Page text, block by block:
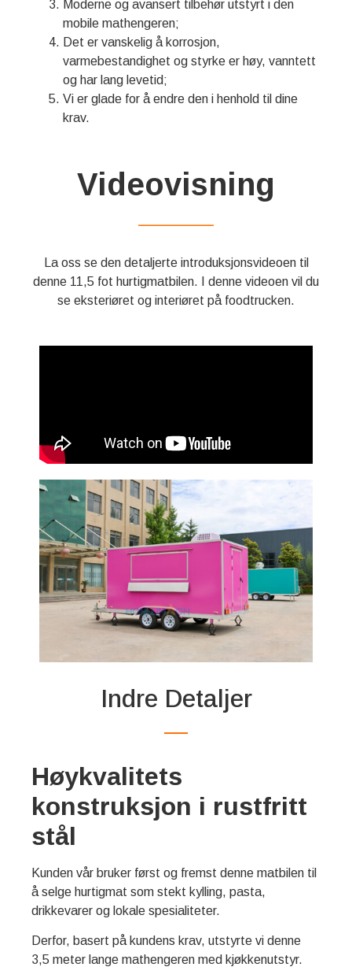
Moderne og avansert tilbehør utstyrt i den
mobile mathengeren;
Det er vanskelig å korrosjon,
varmebestandighet og styrke er høy, vanntett
og har lang levetid;
Vi er glade for å endre den i henhold til dine
krav.
Videovisning
——————
La oss se den detaljerte introduksjonsvideoen til
denne 11,5 fot hurtigmatbilen. I denne videoen vil du
se eksteriøret og interiøret på foodtrucken.
Indre Detaljer
Høykvalitets
konstruksjon i rustfritt
stål
Kunden vår bruker først og fremst denne matbilen til
å selge hurtigmat som stekt kylling, pasta,
drikkevarer og lokale spesialiteter.
Derfor, basert på kundens krav, utstyrte vi denne
3,5 meter lange mathengeren med kjøkkenutstyr.